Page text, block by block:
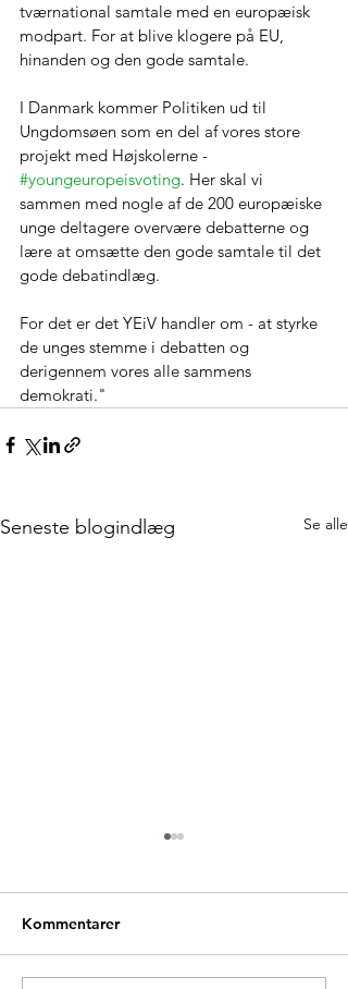
tværnational samtale med en europæisk
modpart. For at blive klogere på EU,
hinanden og den gode samtale.
I Danmark kommer Politiken ud til
Ungdomsøen som en del af vores store
projekt med Højskolerne -
#youngeuropeisvoting. Her skal vi
sammen med nogle af de 200 europæiske
unge deltagere overvære debatterne og
lære at omsætte den gode samtale til det
gode debatindlæg.
For det er det YEiV handler om - at styrke
de unges stemme i debatten og
derigennem vores alle sammens
demokrati."
Seneste blogindlæg Se alle
Kommentarer